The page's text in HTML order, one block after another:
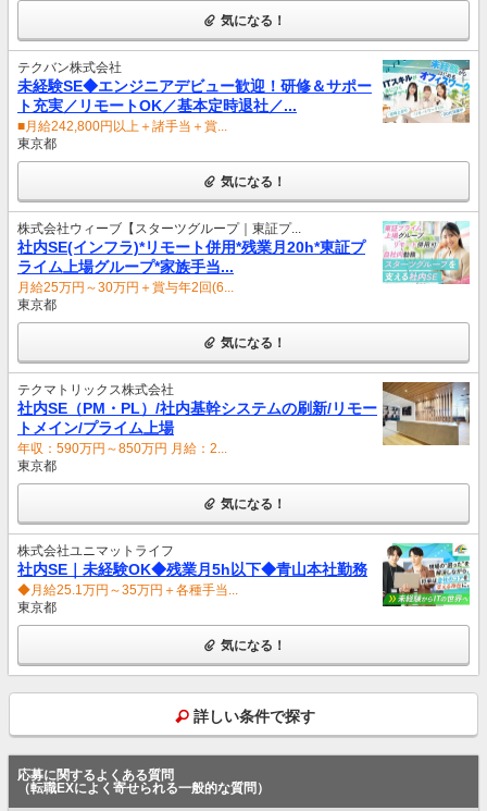
気になる！
テクバン株式会社
未経験SE◆エンジニアデビュー歓迎！研修＆サポー
ト充実／リモートOK／基本定時退社／...
■月給242,800円以上＋諸手当＋賞...
東京都
気になる！
株式会社ウィーブ【スターツグループ｜東証プ...
社内SE(インフラ)*リモート併用*残業月20h*東証プ
ライム上場グループ*家族手当...
月給25万円～30万円＋賞与年2回(6...
東京都
気になる！
テクマトリックス株式会社
社内SE（PM・PL）/社内基幹システムの刷新/リモー
トメイン/プライム上場
年収：590万円～850万円 月給：2...
東京都
気になる！
株式会社ユニマットライフ
社内SE｜未経験OK◆残業月5h以下◆青山本社勤務
◆月給25.1万円～35万円＋各種手当...
東京都
気になる！
詳しい条件で探す
応募に関するよくある質問
（転職EXによく寄せられる一般的な質問）